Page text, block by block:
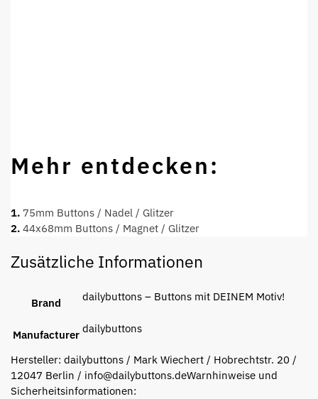
Mehr entdecken:
1. 75mm Buttons / Nadel / Glitzer
2. 44x68mm Buttons / Magnet / Glitzer
Zusätzliche Informationen
Brand dailybuttons – Buttons mit DEINEM Motiv!
Manufacturer dailybuttons
Hersteller: dailybuttons / Mark Wiechert / Hobrechtstr. 20 /
12047 Berlin / info@dailybuttons.deWarnhinweise und
Sicherheitsinformationen: